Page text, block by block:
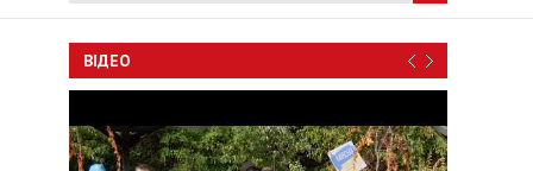
ВІДЕО